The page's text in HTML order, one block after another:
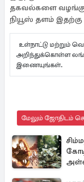
தகவல்களை
நியூஸ் தளம்
உள்நாட்டு மற்றும்
அறிந்துக்கொள்ள
இணையுங்கள்.
மேலும் ஜோதிடம்